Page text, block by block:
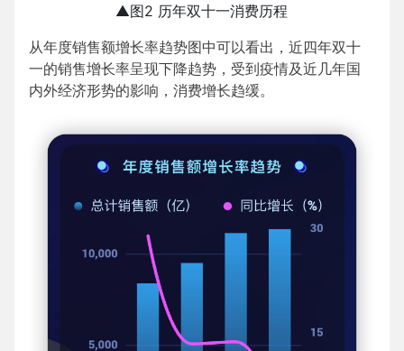
▲图2 历年双十一消费历程
从年度销售额增长率趋势图中可以看出，近四年双十
一的销售增长率呈现下降趋势，受到疫情及近几年国
内外经济形势的影响，消费增长趋缓。